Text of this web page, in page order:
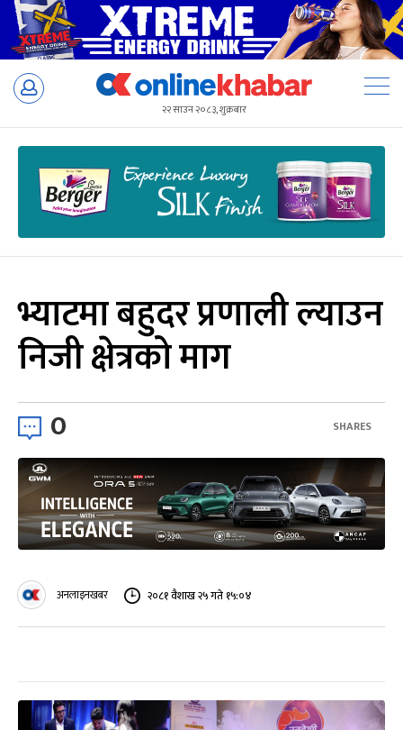
Skip
२२ साउन २०८३, शुक्रबार
भ्याटमा बहुदर प्रणाली ल्याउन
निजी क्षेत्रको माग
0 SHARES
अनलाइनखबर २०८१ वैशाख २५ गते १५:०४